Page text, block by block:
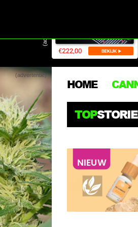
(advertentie)
(advertentie)
HOME
TOP
OPGELET: